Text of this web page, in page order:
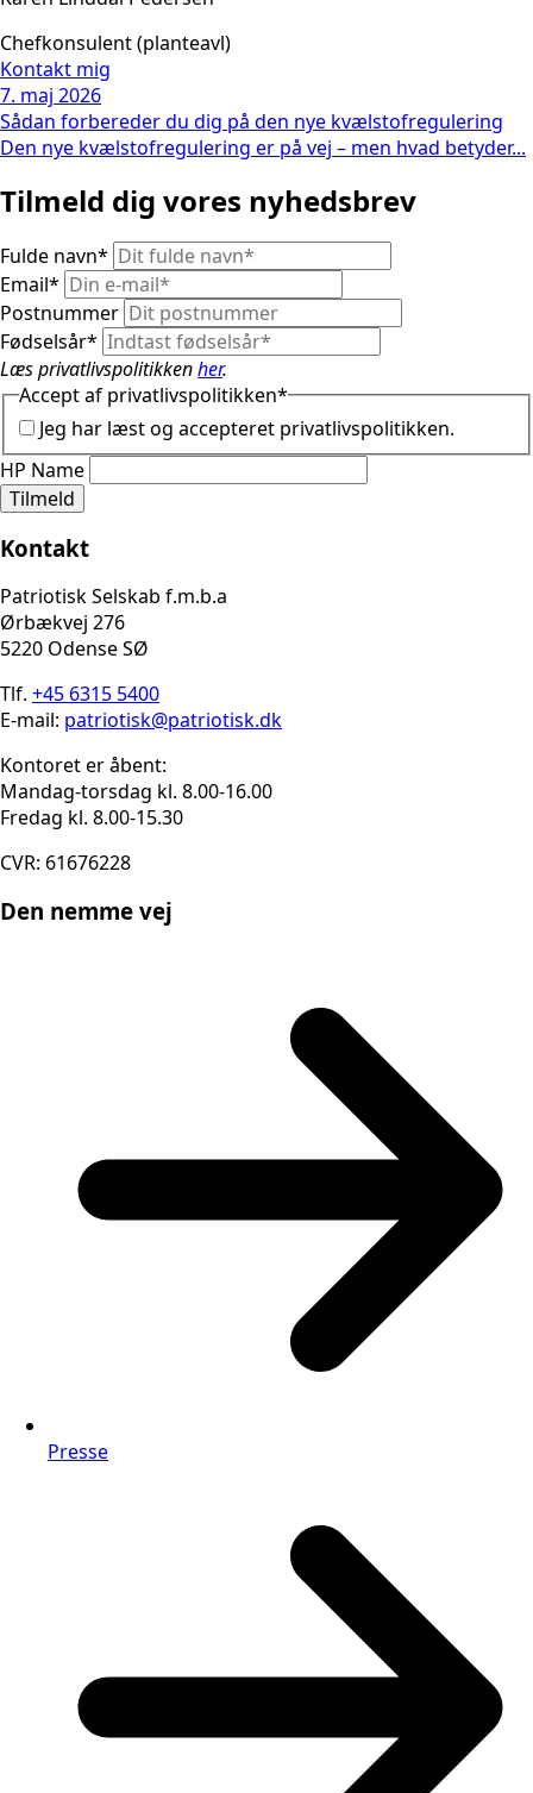
Chefkonsulent (planteavl)
Kontakt mig
7. maj 2026
Sådan forbereder du dig på den nye kvælstofregulering
Den nye kvælstofregulering er på vej – men hvad betyder...
Tilmeld dig vores nyhedsbrev
Fulde navn*
Email*
Postnummer
Fødselsår*
Læs privatlivspolitikkenher.
Accept af privatlivspolitikken*
Jeg har læst og accepteret privatlivspolitikken.
HP Name
Tilmeld
Kontakt
Patriotisk Selskab f.m.b.a
Ørbækvej 276
5220 Odense SØ
Tlf. +45 6315 5400
E-mail: patriotisk@patriotisk.dk
Kontoret er åbent:
Mandag-torsdag kl. 8.00-16.00
Fredag kl. 8.00-15.30
CVR: 61676228
Den nemme vej
Presse